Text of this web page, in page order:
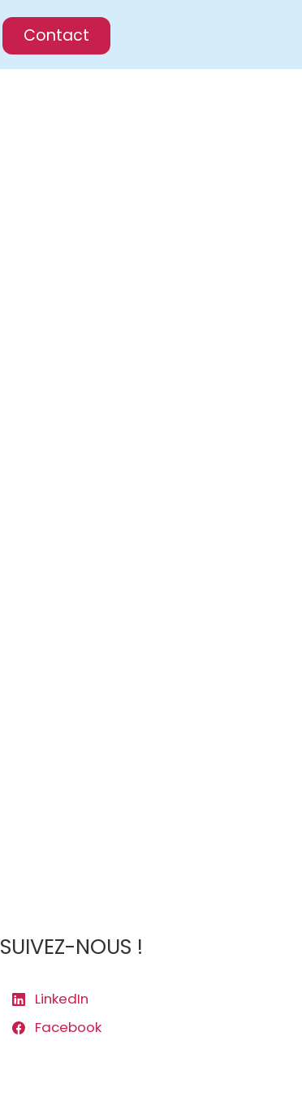
Contact
SUIVEZ-NOUS !
LinkedIn
Facebook